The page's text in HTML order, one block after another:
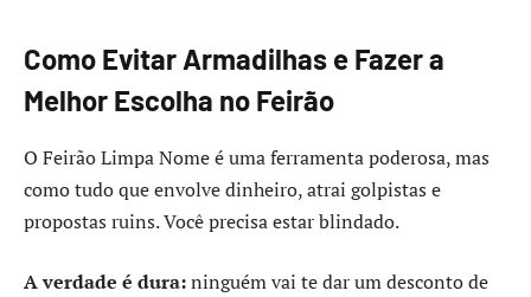
Como Evitar Armadilhas e Fazer a
Melhor Escolha no Feirão
O Feirão Limpa Nome é uma ferramenta poderosa, mas
como tudo que envolve dinheiro, atrai golpistas e
propostas ruins. Você precisa estar blindado.
A verdade é dura:ninguém vai te dar um desconto de